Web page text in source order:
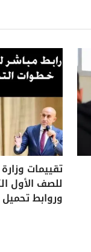
للصف الأول
وروابط تحميل